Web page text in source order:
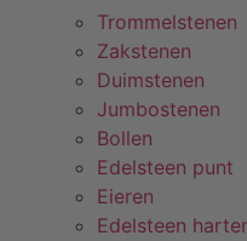
Trommelstenen
Zakstenen
Duimstenen
Jumbostenen
Bollen
Edelsteen punt
Eieren
Edelsteen